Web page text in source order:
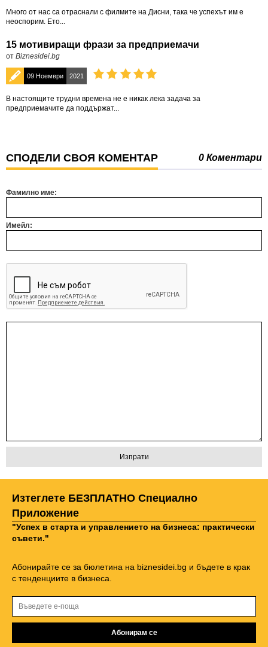
Много от нас са отраснали с филмите на Дисни, така че успехът им е
неоспорим. Ето...
15 мотивиращи фрази за предприемачи
от Biznesidei.bg
09 Ноември 2021
В настоящите трудни времена не е никак лека задача за
предприемачите да поддържат...
СПОДЕЛИ СВОЯ КОМЕНТАР 0 Коментари
Фамилно име:
Имейл:
Изтеглете БЕЗПЛАТНО Специално
Приложение
"Успех в старта и управлението на бизнеса: практически
съвети."
Абонирайте се за бюлетина на biznesidei.bg и бъдете в крак
с тенденциите в бизнеса.